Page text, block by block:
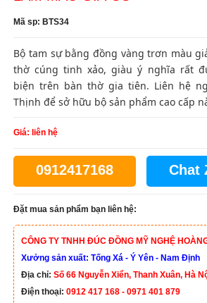
Mã sp: BTS34
Bộ tam sự bằng đồng vàng trơn màu
thờ cúng tinh xảo, giàu ý nghĩa rất
biện trên bàn thờ gia tiên. Liên hệ
Thịnh để sở hữu bộ sản phẩm cao cấp
Giá: liên hệ
0912417168 Chat
Đặt mua sản phẩm bạn liên hệ:
CÔNG TY TNHH ĐÚC ĐỒNG MỸ NGHỆ
Xưởng sản xuất: Tống Xá - Ý Yên - Nam Định
Địa chỉ:Số 66 Nguyễn Xiển, Thanh Xuân, Hà
Điện thoại:0912 417 168 - 0971 401 879